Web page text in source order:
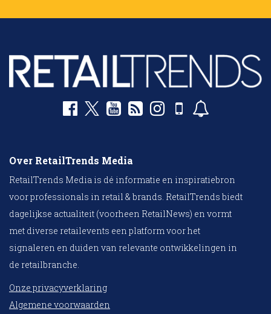
Over RetailTrends Media
RetailTrends Media is dé informatie en inspiratiebron
voor professionals in retail & brands. RetailTrends biedt
dagelijkse actualiteit (voorheen RetailNews) en vormt
met diverse retailevents een platform voor het
signaleren en duiden van relevante ontwikkelingen in
de retailbranche.
Onze privacyverklaring
Algemene voorwaarden